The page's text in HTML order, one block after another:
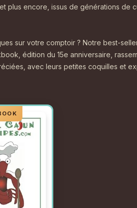
plus encore, issus de générations de
sur votre comptoir ? Notre best-
édition du 15e anniversaire,
avec leurs petites coquilles et